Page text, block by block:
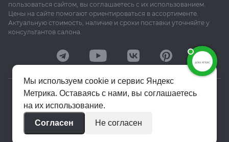
пользоваться сайтом, вы соглашаетесь с их использованием.
Цены на сайте помогают ориентироваться в ассортименте.
Актуальную стоимость, наличие и сроки поставки уточняйте у
консультантов салона.
© 2020–2026 «Апекс»
Политика конфиденциальности
Мы используем cookie и сервис Яндекс
Метрика. Оставаясь с нами, вы соглашаетесь
на их использование.
Согласен
Не согласен